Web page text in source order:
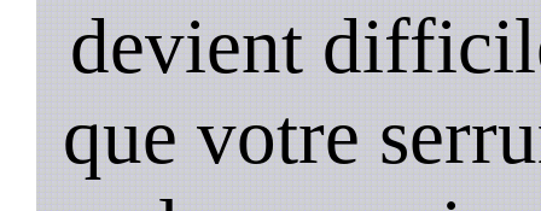
devient
que votre